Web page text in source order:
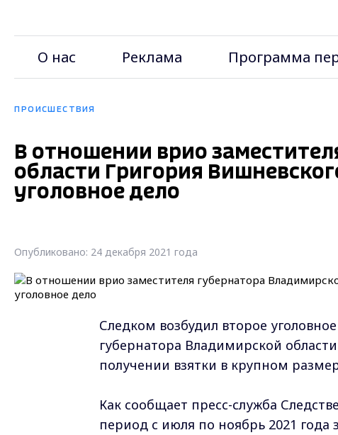
О нас Реклама Программа
ПРОИСШЕСТВИЯ
В отношении врио
области Григория
уголовное дело
Опубликовано: 24 декабря 2021 года
Следком возбудил второе
губернатора Владимирской
получении взятки в крупном
Как сообщает пресс-служба
период с июля по ноябрь 2021 года